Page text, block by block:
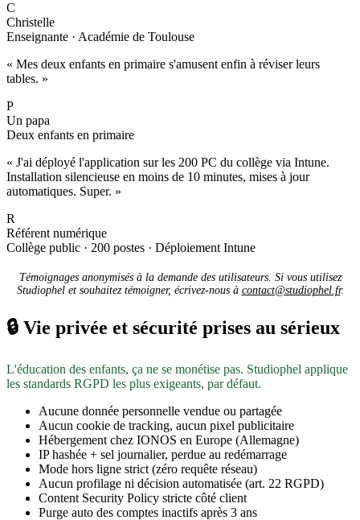
C
Christelle
Enseignante · Académie de Toulouse
« Mes deux enfants en primaire s'amusent enfin à réviser leurs
tables. »
P
Un papa
Deux enfants en primaire
« J'ai déployé l'application sur les 200 PC du collège via Intune.
Installation silencieuse en moins de 10 minutes, mises à jour
automatiques. Super. »
R
Référent numérique
Collège public · 200 postes · Déploiement Intune
Témoignages anonymisés à la demande des utilisateurs. Si vous utilisez
Studiophel et souhaitez témoigner, écrivez-nous à contact@studiophel.fr.
🔒 Vie privée et sécurité prises au sérieux
L'éducation des enfants, ça ne se monétise pas. Studiophel applique
les standards RGPD les plus exigeants, par défaut.
Aucune donnée personnelle vendue ou partagée
Aucun cookie de tracking, aucun pixel publicitaire
Hébergement chez IONOS en Europe (Allemagne)
IP hashée + sel journalier, perdue au redémarrage
Mode hors ligne strict (zéro requête réseau)
Aucun profilage ni décision automatisée (art. 22 RGPD)
Content Security Policy stricte côté client
Purge auto des comptes inactifs après 3 ans